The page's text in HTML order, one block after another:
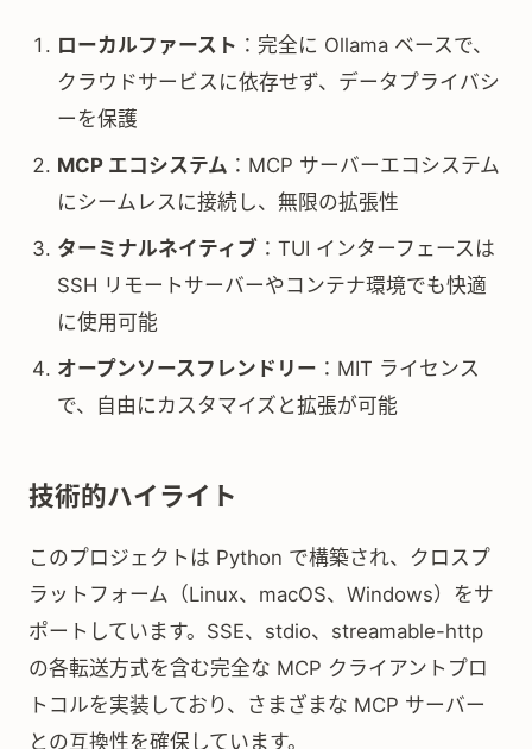
ローカルファースト ：完全に Ollama ベースで、
クラウドサービスに依存せず、データプライバシ
ーを保護
MCP エコシステム ：MCP サーバーエコシステム
にシームレスに接続し、無限の拡張性
ターミナルネイティブ ：TUI インターフェースは
SSH リモートサーバーやコンテナ環境でも快適
に使用可能
オープンソースフレンドリー ：MIT ライセンス
で、自由にカスタマイズと拡張が可能
技術的ハイライト
このプロジェクトは Python で構築され、クロスプ
ラットフォーム（Linux、macOS、Windows）をサ
ポートしています。SSE、stdio、streamable-http
の各転送方式を含む完全な MCP クライアントプロ
トコルを実装しており、さまざまな MCP サーバー
との互換性を確保しています。